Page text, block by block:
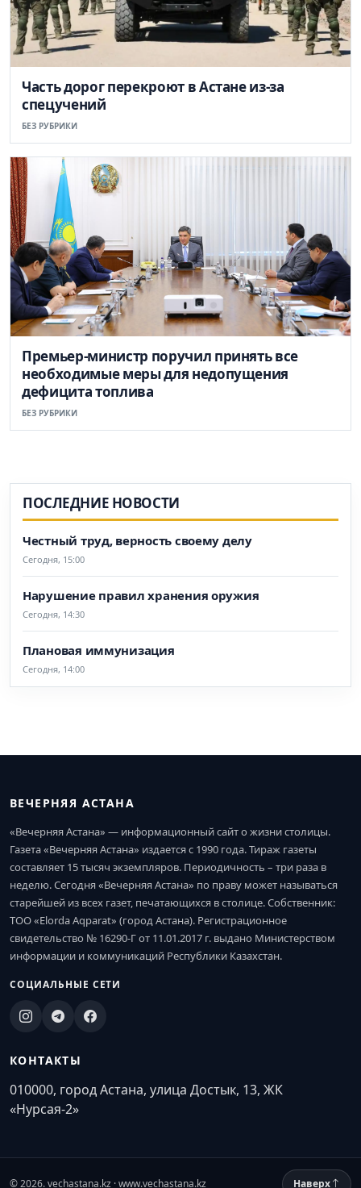
Часть дорог перекроют в Астане из-за
спецучений
БЕЗ РУБРИКИ
Премьер-министр поручил принять все
необходимые меры для недопущения
дефицита топлива
БЕЗ РУБРИКИ
ПОСЛЕДНИЕ НОВОСТИ
Честный труд, верность своему делу
Сегодня, 15:00
Нарушение правил хранения оружия
Сегодня, 14:30
Плановая иммунизация
Сегодня, 14:00
ВЕЧЕРНЯЯ АСТАНА
«Вечерняя Астана» — информационный сайт о жизни столицы.
Газета «Вечерняя Астана» издается с 1990 года. Тираж газеты
составляет 15 тысяч экземпляров. Периодичность – три раза в
неделю. Сегодня «Вечерняя Астана» по праву может называться
старейшей из всех газет, печатающихся в столице. Собственник:
ТОО «Elorda Aqparat» (город Астана). Регистрационное
свидетельство № 16290-Г от 11.01.2017 г. выдано Министерством
информации и коммуникаций Республики Казахстан.
СОЦИАЛЬНЫЕ СЕТИ
КОНТАКТЫ
010000, город Астана, улица Достык, 13, ЖК
«Нурсая-2»
© 2026. vechastana.kz · www.vechastana.kz Наверх